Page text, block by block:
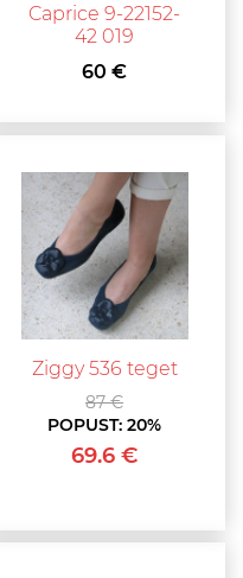
Caprice 9-22152-
42 019
60 €
Ziggy 536 teget
87 €
POPUST:20%
69.6 €